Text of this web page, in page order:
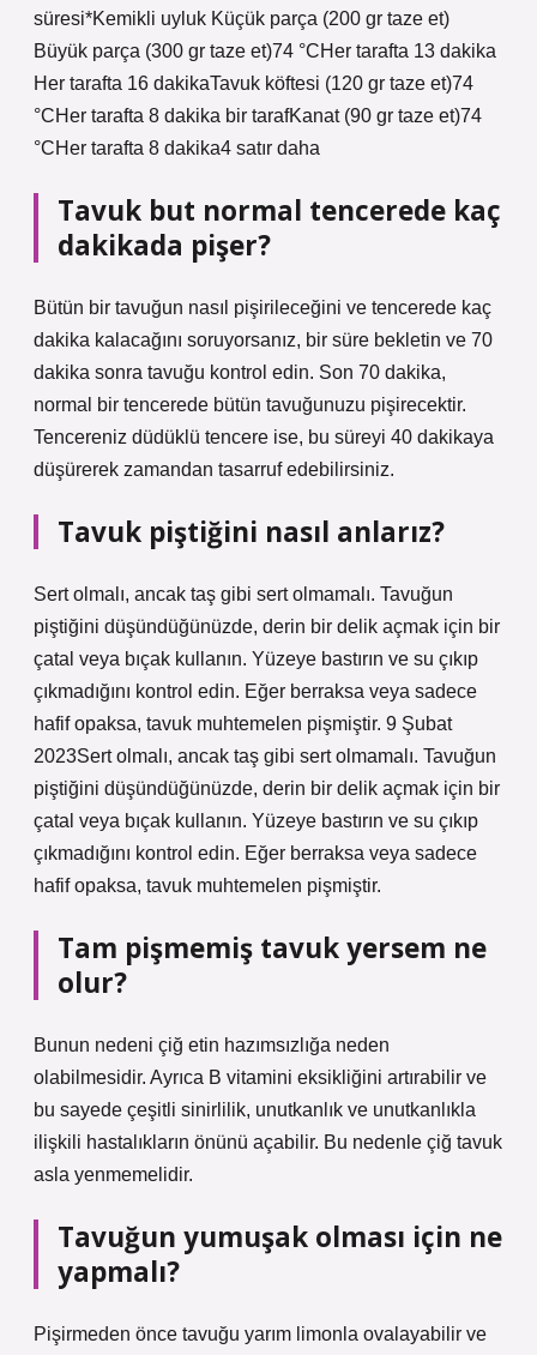
süresi*Kemikli uyluk Küçük parça (200 gr taze et)
Büyük parça (300 gr taze et)74 °CHer tarafta 13 dakika
Her tarafta 16 dakikaTavuk köftesi (120 gr taze et)74
°CHer tarafta 8 dakika bir tarafKanat (90 gr taze et)74
°CHer tarafta 8 dakika4 satır daha
Tavuk but normal tencerede kaç
dakikada pişer?
Bütün bir tavuğun nasıl pişirileceğini ve tencerede kaç
dakika kalacağını soruyorsanız, bir süre bekletin ve 70
dakika sonra tavuğu kontrol edin. Son 70 dakika,
normal bir tencerede bütün tavuğunuzu pişirecektir.
Tencereniz düdüklü tencere ise, bu süreyi 40 dakikaya
düşürerek zamandan tasarruf edebilirsiniz.
Tavuk piştiğini nasıl anlarız?
Sert olmalı, ancak taş gibi sert olmamalı. Tavuğun
piştiğini düşündüğünüzde, derin bir delik açmak için bir
çatal veya bıçak kullanın. Yüzeye bastırın ve su çıkıp
çıkmadığını kontrol edin. Eğer berraksa veya sadece
hafif opaksa, tavuk muhtemelen pişmiştir. 9 Şubat
2023Sert olmalı, ancak taş gibi sert olmamalı. Tavuğun
piştiğini düşündüğünüzde, derin bir delik açmak için bir
çatal veya bıçak kullanın. Yüzeye bastırın ve su çıkıp
çıkmadığını kontrol edin. Eğer berraksa veya sadece
hafif opaksa, tavuk muhtemelen pişmiştir.
Tam pişmemiş tavuk yersem ne
olur?
Bunun nedeni çiğ etin hazımsızlığa neden
olabilmesidir. Ayrıca B vitamini eksikliğini artırabilir ve
bu sayede çeşitli sinirlilik, unutkanlık ve unutkanlıkla
ilişkili hastalıkların önünü açabilir. Bu nedenle çiğ tavuk
asla yenmemelidir.
Tavuğun yumuşak olması için ne
yapmalı?
Pişirmeden önce tavuğu yarım limonla ovalayabilir ve